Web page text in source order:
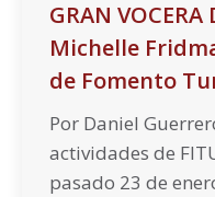
GRAN VOCERA
Michelle
de Fomento
Por Daniel
actividades de
pasado 23 de